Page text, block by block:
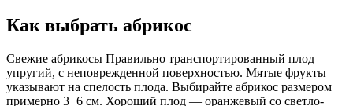
Как выбрать абрикос
Свежие абрикосы Правильно транспортированный плод —
упругий, с неповрежденной поверхностью. Мятые фрукты
указывают на спелость плода. Выбирайте абрикос размером
примерно 3−6 см. Хороший плод — оранжевый со светло-